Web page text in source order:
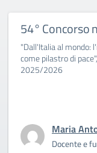
54° Concorso
"Dall'Italia al mondo:
come pilastro di
2025/2026
Maria
Docente e